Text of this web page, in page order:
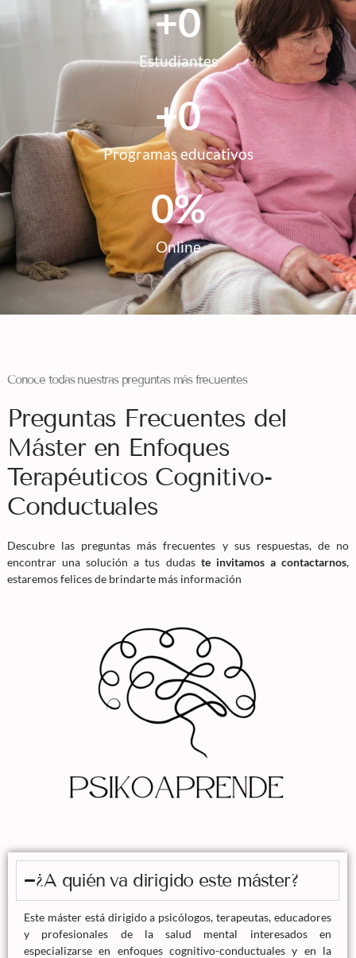
Estudiantes
+0
Programas educativos
+0
Online
0%
Conoce todas nuestras preguntas más frecuentes
Preguntas Frecuentes del
Máster en Enfoques
Terapéuticos Cognitivo-
Conductuales
Descubre las preguntas más frecuentes y sus respuestas, de no
encontrar una solución a tus dudas te invitamos a contactarnos,
estaremos felices de brindarte más información
¿A quién va dirigido este máster?
Este máster está dirigido a psicólogos, terapeutas, educadores
y profesionales de la salud mental interesados en
especializarse en enfoques cognitivo-conductuales y en la